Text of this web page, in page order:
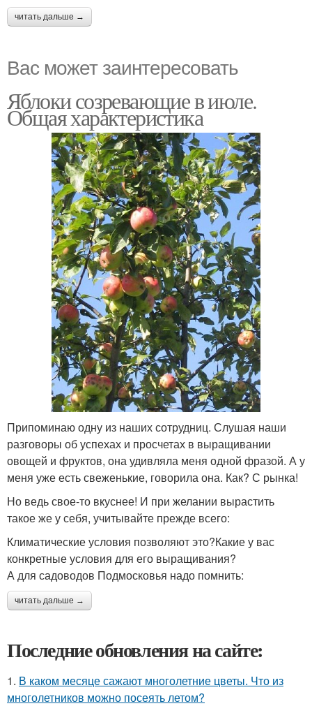
читать дальше →
Вас может заинтересовать
Яблоки созревающие в июле.
Общая характеристика
Припоминаю одну из наших сотрудниц. Слушая наши
разговоры об успехах и просчетах в выращивании
овощей и фруктов, она удивляла меня одной фразой. А у
меня уже есть свеженькие, говорила она. Как? С рынка!
Но ведь свое-то вкуснее! И при желании вырастить
такое же у себя, учитывайте прежде всего:
Климатические условия позволяют это?Какие у вас
конкретные условия для его выращивания?
А для садоводов Подмосковья надо помнить:
читать дальше →
Последние обновления на сайте:
1. В каком месяце сажают многолетние цветы. Что из
многолетников можно посеять летом?